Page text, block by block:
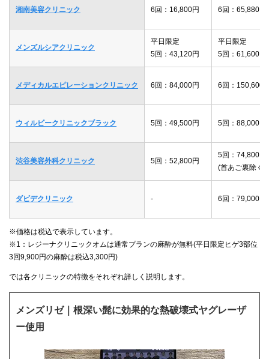
湘南美容クリニック 6回：16,800円 6回：65,880円
メンズルシアクリニック
平日限定
5回：43,120円
平日限定
5回：61,600円
メディカルエピレーションクリニック 6回：84,000円 6回：150,600
ウィルビークリニックブラック 5回：49,500円 5回：88,000円
渋谷美容外科クリニック 5回：52,800円
5回：74,800円
(首あご裏除く)
ダビデクリニック - 6回：79,000円
※価格は税込で表示しています。
※1：レジーナクリニックオムは通常プランの麻酔が無料(平日限定ヒゲ3部位
3回9,900円の麻酔は税込3,300円)
では各クリニックの特徴をそれぞれ詳しく説明します。
メンズリゼ｜根深い髭に効果的な熱破壊式ヤグレーザ
ー使用